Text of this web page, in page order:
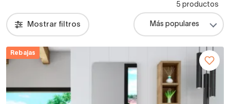
Mostrar filtros
5 productos
Rebajas